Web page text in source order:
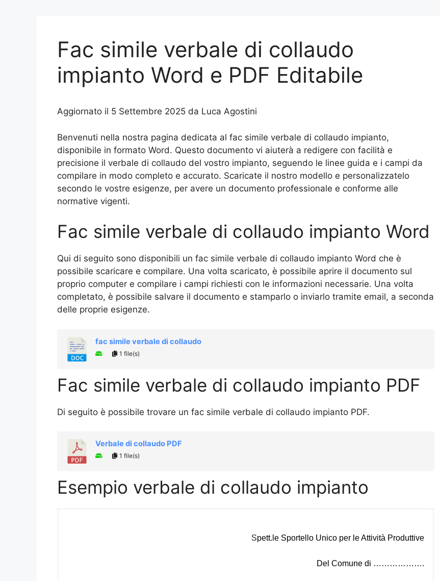
Fac simile verbale di collaudo
impianto Word e PDF Editabile
Aggiornato il 5 Settembre 2025 da Luca Agostini
Benvenuti nella nostra pagina dedicata al fac simile verbale di collaudo impianto,
disponibile in formato Word. Questo documento vi aiuterà a redigere con facilità e
precisione il verbale di collaudo del vostro impianto, seguendo le linee guida e i campi da
compilare in modo completo e accurato. Scaricate il nostro modello e personalizzatelo
secondo le vostre esigenze, per avere un documento professionale e conforme alle
normative vigenti.
Fac simile verbale di collaudo impianto Word
Qui di seguito sono disponibili un fac simile verbale di collaudo impianto Word che è
possibile scaricare e compilare. Una volta scaricato, è possibile aprire il documento sul
proprio computer e compilare i campi richiesti con le informazioni necessarie. Una volta
completato, è possibile salvare il documento e stamparlo o inviarlo tramite email, a seconda
delle proprie esigenze.
fac simile verbale di collaudo
1 file(s)
Fac simile verbale di collaudo impianto PDF
Di seguito è possibile trovare un fac simile verbale di collaudo impianto PDF.
Verbale di collaudo PDF
1 file(s)
Esempio verbale di collaudo impianto
Spett.le Sportello Unico per le Attività Produttive
Del Comune di ……………….